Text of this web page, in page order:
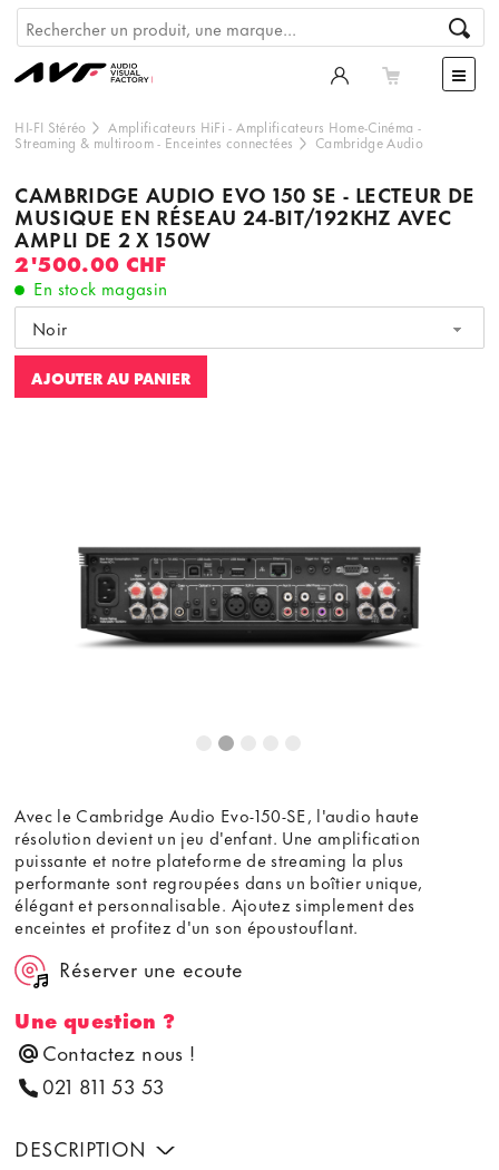
HI-FI Stéréo Amplificateurs HiFi -Amplificateurs Home-Cinéma -
Streaming & multiroom- Enceintes connectées Cambridge Audio
CAMBRIDGE AUDIO EVO 150 SE - LECTEUR DE
MUSIQUE EN RÉSEAU 24-BIT/192KHZ AVEC
AMPLI DE 2 X 150W
2'500.00 CHF
En stock magasin
Noir
AJOUTER AU PANIER
youtube.com.
Voir la vidéo Ne plus demander
Avec le Cambridge Audio Evo-150-SE, l'audio haute
résolution devient un jeu d'enfant. Une amplification
puissante et notre plateforme de streaming la plus
performante sont regroupées dans un boîtier unique,
élégant et personnalisable. Ajoutez simplement des
enceintes et profitez d'un son époustouflant.
Réserver une ecoute
Une question ?
Contactez nous !
021 811 53 53
DESCRIPTION